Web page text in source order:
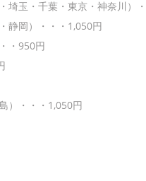
埼玉・千葉・東京・神奈川）
静岡）・・・1,050円
・950円
）・・・1,050円